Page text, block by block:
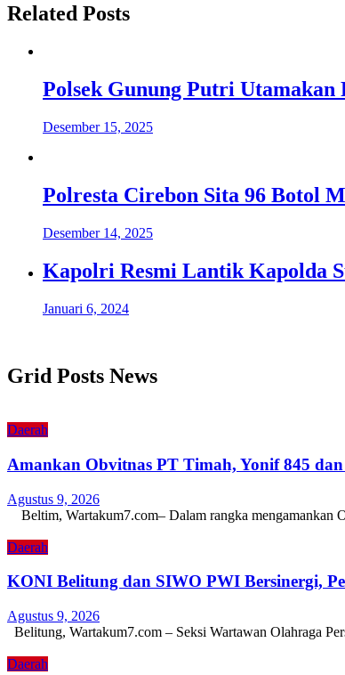
Related Posts
Polsek Gunung Putri Utamakan
Desember 15, 2025
Polresta Cirebon Sita 96 Botol
Desember 14, 2025
Kapolri Resmi Lantik Kapolda
Januari 6, 2024
Grid Posts News
Daerah
Amankan Obvitnas PT Timah, Yonif 845
Agustus 9, 2026
Beltim, Wartakum7.com– Dalam rangka
Daerah
KONI Belitung dan SIWO PWI Bersinergi,
Agustus 9, 2026
Belitung, Wartakum7.com – Seksi Wartawan Olahraga
Daerah